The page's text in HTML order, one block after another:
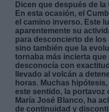
Dicen que después de
En esta ocasión, el
el camino inverso. Este
aparentemente su
para desconcierto de los
sino también que la
tornaba más incierta que
desconocía con
llevado al volcán a
horas. Muchas
este sentido, la portavoz
María José Blanco, ha
de continuidad y
Destinatarios:
Derechos: